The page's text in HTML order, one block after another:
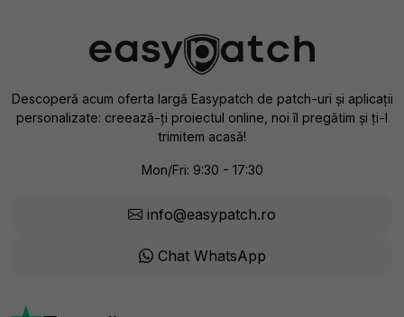
Descoperă acum oferta largă Easypatch de patch-uri și aplicații
personalizate: creează-ți proiectul online, noi îl pregătim și ți-l
trimitem acasă!
Mon/Fri: 9:30 - 17:30
info@easypatch.ro
Chat WhatsApp